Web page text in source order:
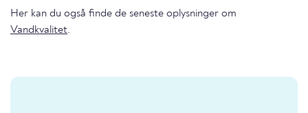
Her kan du også finde de seneste oplysninger om
Vandkvalitet.